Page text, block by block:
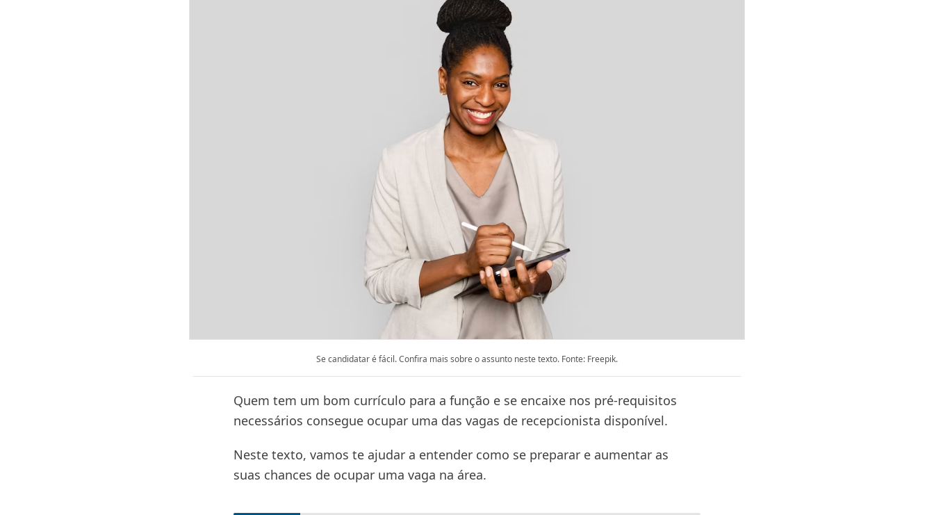
Se candidatar é fácil. Confira mais sobre o assunto neste texto. Fonte: Freepik.
Quem tem um bom currículo para a função e se encaixe nos pré-requisitos
necessários consegue ocupar uma das vagas de recepcionista disponível.
Neste texto, vamos te ajudar a entender como se preparar e aumentar as
suas chances de ocupar uma vaga na área.